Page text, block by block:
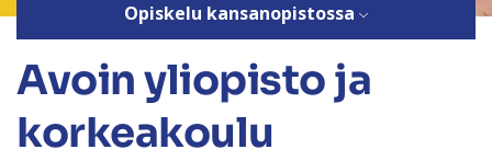
Opiskelu kansanopistossa
Avoin yliopisto ja
korkeakoulu